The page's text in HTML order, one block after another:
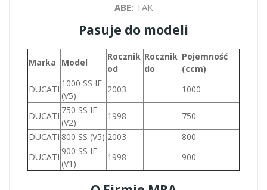
ABE: TAK
Pasuje do modeli
Marka Model
Rocznik
od
Rocznik
do
Pojemność
(ccm)
DUCATI
1000 SS IE
(V5)
2003 1000
DUCATI
750 SS IE
(V2)
1998
750
DUCATI 800 SS (V5) 2003
800
DUCATI
900 SS IE
(V1)
1998 900